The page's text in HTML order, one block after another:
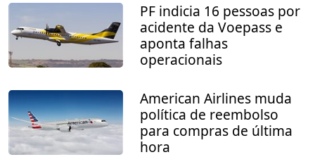
PF indicia 16 pessoas por
acidente da Voepass e
aponta falhas
operacionais
American Airlines muda
política de reembolso
para compras de última
hora